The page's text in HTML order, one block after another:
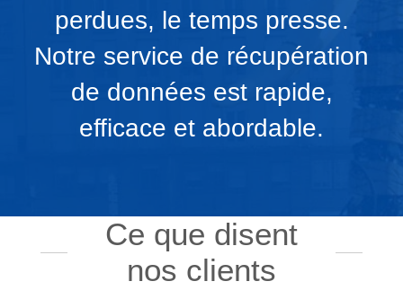
perdues, le temps presse.
Notre service de récupération
de données est rapide,
efficace et abordable.
Ce que disent
nos clients